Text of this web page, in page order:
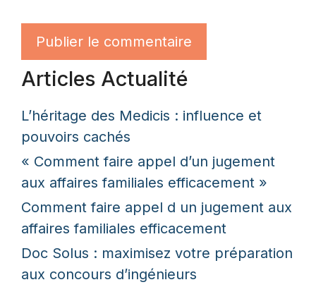
Articles Actualité
L’héritage des Medicis : influence et
pouvoirs cachés
« Comment faire appel d’un jugement
aux affaires familiales efficacement »
Comment faire appel d un jugement aux
affaires familiales efficacement
Doc Solus : maximisez votre préparation
aux concours d’ingénieurs